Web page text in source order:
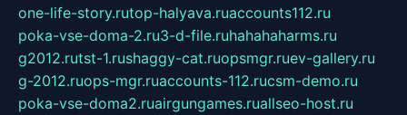
one-life-story.rutop-halyava.ruaccounts112.ru
poka-vse-doma-2.ru3-d-file.ruhahahaharms.ru
g2012.rutst-1.rushaggy-cat.ruopsmgr.ruev-gallery.ru
g-2012.ruops-mgr.ruaccounts-112.rucsm-demo.ru
poka-vse-doma2.ruairgungames.ruallseo-host.ru